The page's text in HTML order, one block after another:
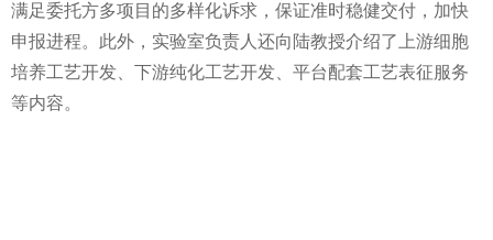
满足委托方多项目的多样化诉求，保证准时稳健交付，加快
申报进程。此外，实验室负责人还向陆教授介绍了上游细胞
培养工艺开发、下游纯化工艺开发、 平台配套工艺表征服务
等内容。